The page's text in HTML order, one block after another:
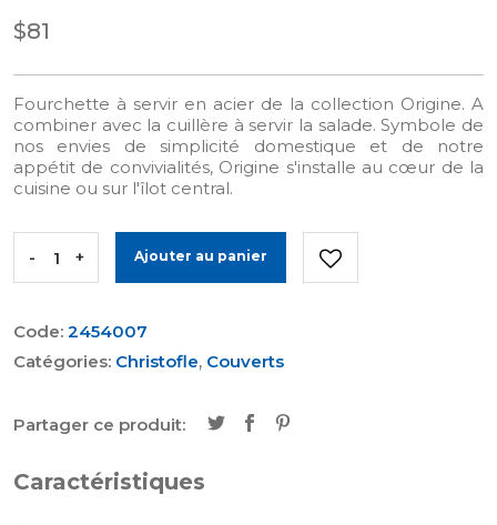
$81
Fourchette à servir en acier de la collection Origine. A
combiner avec la cuillère à servir la salade. Symbole de
nos envies de simplicité domestique et de notre
appétit de convivialités, Origine s'installe au cœur de la
cuisine ou sur l'îlot central.
- + Ajouter au panier
Code: 2454007
Catégories: Christofle, Couverts
Partager ce produit:
Caractéristiques